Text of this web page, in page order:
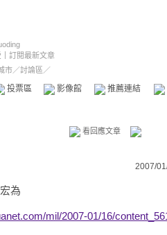
訂閱最新文章
市／討論區／
投票區 影像館 推薦連結
看回應文章
2007/
為
mil/2007-01/16/